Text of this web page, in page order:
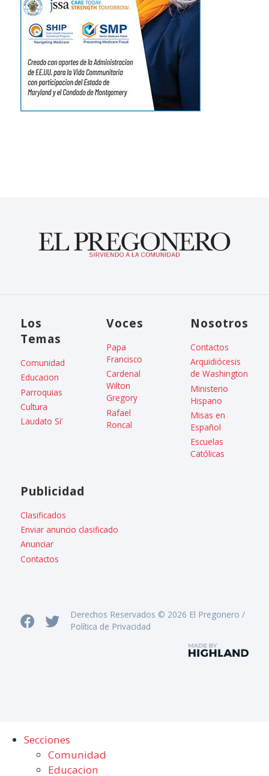
Los
Temas
Comunidad
Educacion
Parroquias
Cultura
Laudato Si’
Voces
Papa
Francisco
Cardenal
Wilton
Gregory
Rafael
Roncal
Nosotros
Contactos
Arquidiócesis
de Washington
Ministerio
Hispano
Misas en
Español
Escuelas
Católicas
Publicidad
Clasificados
Enviar anuncio clasificado
Anunciar
Contactos
Derechos Reservados © 2026 El Pregonero /
Política de Privacidad
Secciones
Comunidad
Educacion